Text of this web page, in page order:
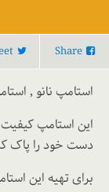
Share
استامپ نانو ,
این استامپ کیفیت
دست خود را پاک
برای تهیه این